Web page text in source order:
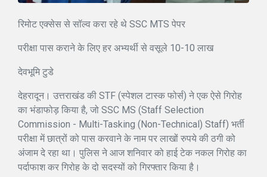
रिमोट एक्सेस से सॉल्व करा रहे थे SSC MTS पेपर
परीक्षा पास कराने के लिए हर अभ्यर्थी से वसूले 10-10 लाख
देवभूमि टुडे
देहरादून। उत्तराखंड की STF (स्पेशल टास्क फोर्स) ने एक ऐसे गिरोह
का भंडाफोड़ किया है, जो SSC MS (Staff Selection
Commission - Multi-Tasking (Non-Technical) Staff) भर्ती
परीक्षा में छात्रों को पास करवाने के नाम पर लाखों रुपये की ठगी को
अंजाम दे रहा था। पुलिस ने आज शनिवार को हाई टेक नकल गिरोह का
पर्दाफाश कर गिरोह के दो सदस्यों को गिरफ्तार किया है।